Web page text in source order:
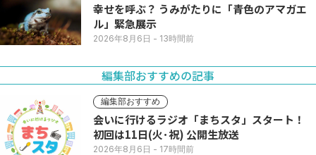
幸せを呼ぶ？ うみがたりに「青色のアマガエ
ル」緊急展示
2026年8月6日 - 13時間前
編集部おすすめの記事
編集部おすすめ
会いに行けるラジオ「まちスタ」スタート！
初回は11日(火･祝) 公開生放送
2026年8月6日 - 17時間前